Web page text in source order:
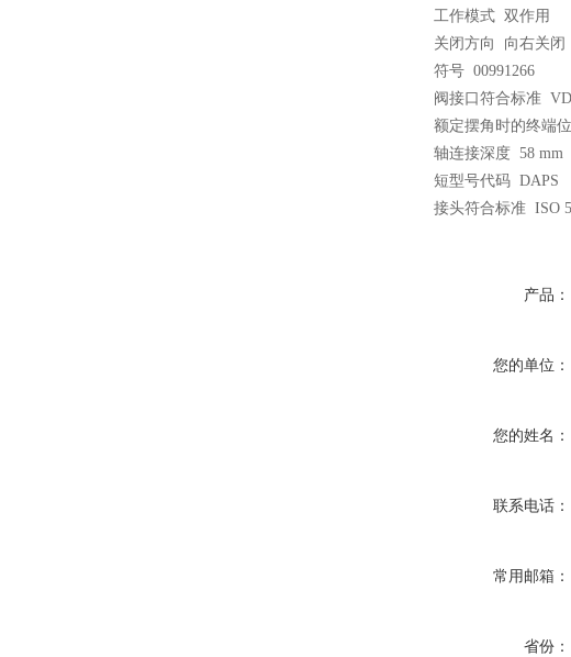
工作模式 双作用
关闭方向 向右关闭
符号 00991266
阀接口符合标准
额定摆角时的终端
轴连接深度 58 mm
短型号代码 DAPS
接头符合标准 ISO
产品：
您的单位：
您的姓名：
联系电话：
常用邮箱：
省份：